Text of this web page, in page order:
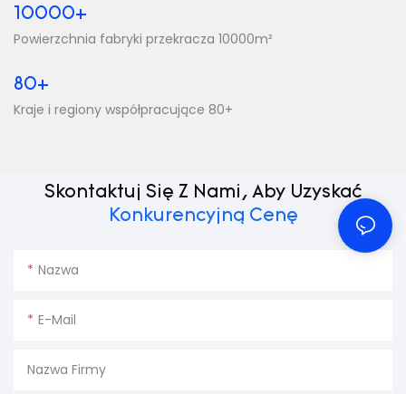
10000+
Powierzchnia fabryki przekracza 10000m²
80+
Kraje i regiony współpracujące 80+
Skontaktuj Się Z Nami, Aby Uzyskać
Konkurencyjną Cenę
Nazwa
E-Mail
Nazwa Firmy